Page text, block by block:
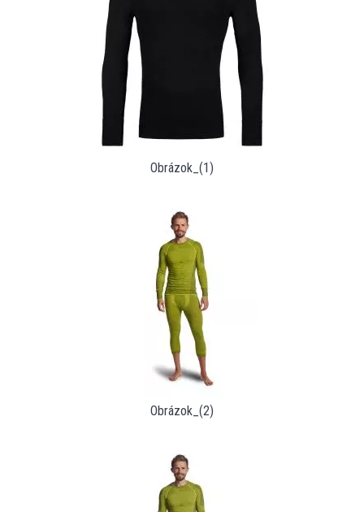
Obrázok_(1)
Obrázok_(2)